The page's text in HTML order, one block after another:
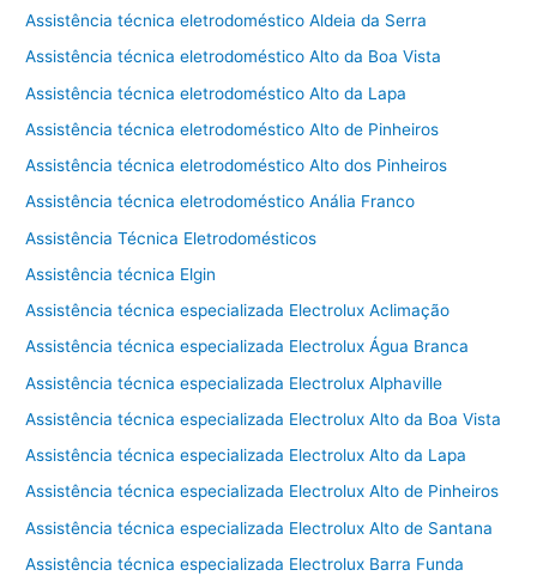
Assistência técnica eletrodoméstico Aldeia da Serra
Assistência técnica eletrodoméstico Alto da Boa Vista
Assistência técnica eletrodoméstico Alto da Lapa
Assistência técnica eletrodoméstico Alto de Pinheiros
Assistência técnica eletrodoméstico Alto dos Pinheiros
Assistência técnica eletrodoméstico Anália Franco
Assistência Técnica Eletrodomésticos
Assistência técnica Elgin
Assistência técnica especializada Electrolux Aclimação
Assistência técnica especializada Electrolux Água Branca
Assistência técnica especializada Electrolux Alphaville
Assistência técnica especializada Electrolux Alto da Boa Vista
Assistência técnica especializada Electrolux Alto da Lapa
Assistência técnica especializada Electrolux Alto de Pinheiros
Assistência técnica especializada Electrolux Alto de Santana
Assistência técnica especializada Electrolux Barra Funda